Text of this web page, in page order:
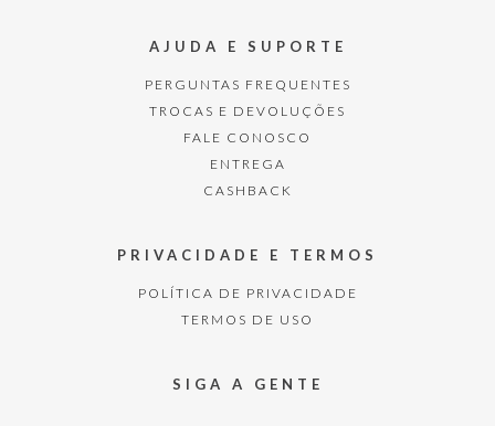
AJUDA E SUPORTE
PERGUNTAS FREQUENTES
TROCAS E DEVOLUÇÕES
FALE CONOSCO
ENTREGA
CASHBACK
PRIVACIDADE E TERMOS
POLÍTICA DE PRIVACIDADE
TERMOS DE USO
SIGA A GENTE